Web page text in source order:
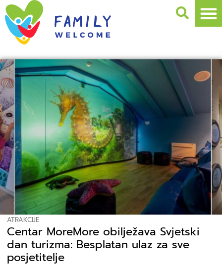
ATRAKCIJE
Centar MoreMore obilježava Svjetski
dan turizma: Besplatan ulaz za sve
posjetitelje